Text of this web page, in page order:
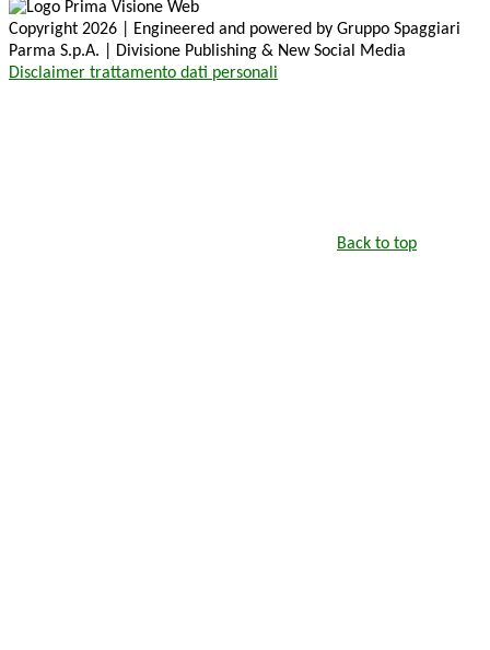
Copyright 2026 | Engineered and powered by Gruppo Spaggiari
Parma S.p.A. | Divisione Publishing & New Social Media
Disclaimer trattamento dati personali
Back to top